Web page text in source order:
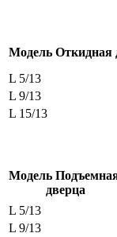
Модель Откидная
L 5/13
L 9/13
L 15/13
Модель
дверца
L 5/13
L 9/13